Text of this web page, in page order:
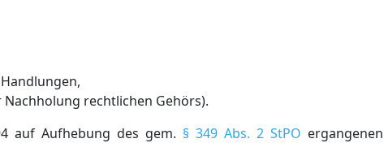
rechtlichen Gehörs).
auf Aufhebung des gem. § 349 Abs. 2 StPO ergangenen